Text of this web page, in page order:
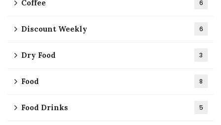
Coffee 6
Discount Weekly 6
Dry Food 3
Food 8
Food Drinks 5